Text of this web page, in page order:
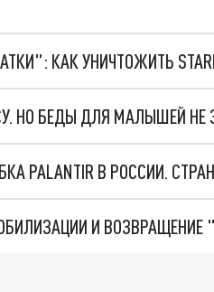
КАК УНИЧТОЖИТЬ
НО БЕДЫ ДЛЯ МАЛЫШЕЙ НЕ